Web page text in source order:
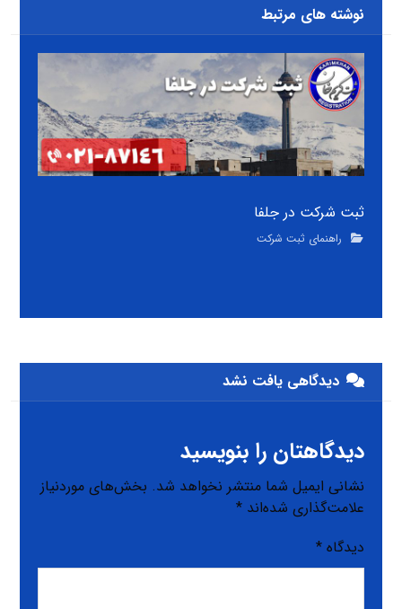
نوشته های مرتبط
ثبت شرکت در جلفا
راهنمای ثبت شرکت
دیدگاهی یافت نشد
دیدگاهتان را بنویسید
نشانی ایمیل شما منتشر نخواهد شد. بخش‌های موردنیاز
علامت‌گذاری شده‌اند*
دیدگاه*